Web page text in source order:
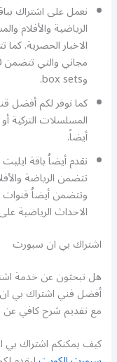
الرياضية والأفلام
الاخبار الحصرية.
وbox sets.
كما نوفر لكم أفضل
المسلسلات التركية أو
أيضاً.
تتضمن الرياضة
الاحداث الرياضية
اشتراك بي ان سبورت
هل تبحثون عن خدمة
أفضل فني اشتراك بي
مع تقديم شرح كافي عن
كيف يمكنكم اشتراك بي